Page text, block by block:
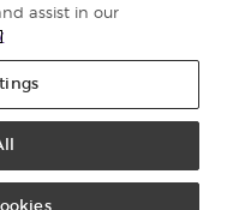
assist in our